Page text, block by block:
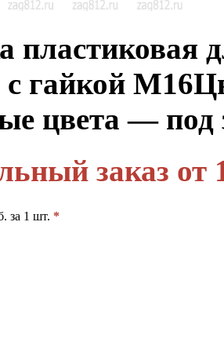
пластиковая
гайкой М16
цвета — под
заказ от
за 1 шт. *